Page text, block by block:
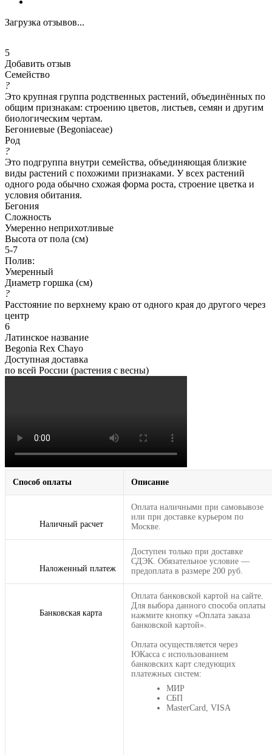
Загрузка отзывов...
5
Добавить отзыв
Семейство
?
Это крупная группа родственных растений, объединённых по
общим признакам: строению цветов, листьев, семян и другим
биологическим чертам.
Бегониевые (Begoniaceae)
Род
?
Это подгруппа внутри семейства, объединяющая близкие
виды растений с похожими признаками. У всех растений
одного рода обычно схожая форма роста, строение цветка и
условия обитания.
Бегония
Сложность
Умеренно неприхотливые
Высота от пола (см)
5-7
Полив:
Умеренный
Диаметр горшка (см)
?
Расстояние по верхнему краю от одного края до другого через
центр
6
Латинское название
Begonia Rex Chayo
Доступная доставка
по всей России (растения с весны)
Способ оплаты Описание
Наличный расчет
Оплата наличными при самовывозе
или при доставке курьером по
Москве.
Наложенный платеж
Доступен только при доставке
СДЭК. Обязательное условие —
предоплата в размере 200 руб.
Банковская карта
Оплата банковской картой на сайте.
Для выбора данного способа оплаты
нажмите кнопку «Оплата заказа
банковской картой».
Оплата осуществляется через
ЮКасса с использованием
банковских карт следующих
платежных систем:
МИР
СБП
MasterCard, VISA